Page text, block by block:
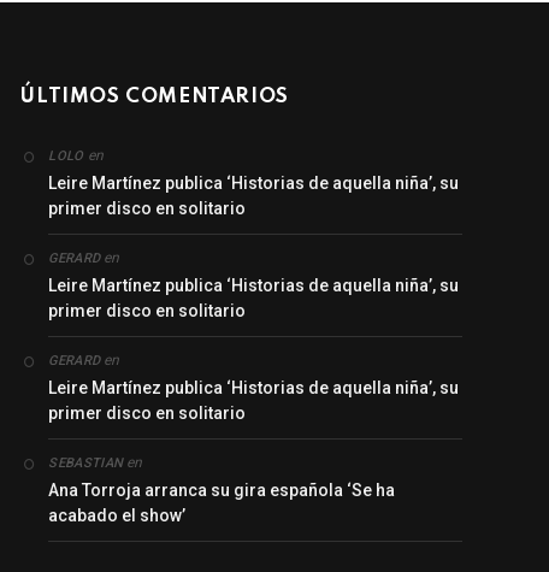
ÚLTIMOS COMENTARIOS
LOLO en
Leire Martínez publica ‘Historias de aquella niña’, su
primer disco en solitario
GERARDen
Leire Martínez publica ‘Historias de aquella niña’, su
primer disco en solitario
GERARDen
Leire Martínez publica ‘Historias de aquella niña’, su
primer disco en solitario
SEBASTIANen
Ana Torroja arranca su gira española ‘Se ha
acabado el show’